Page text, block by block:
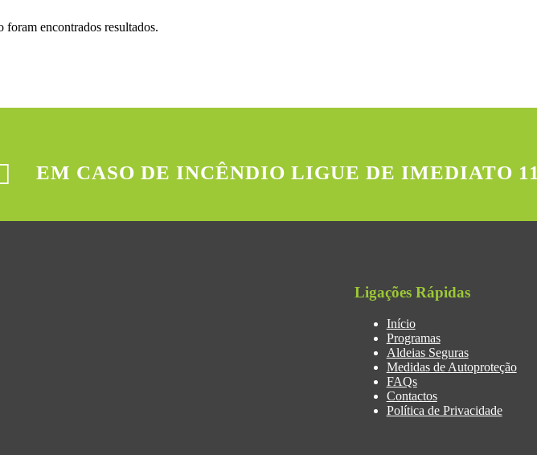
foram encontrados resultados.
EM CASO DE INCÊNDIO LIGUE DE IMEDIATO
Ligações Rápidas
Início
Programas
Aldeias Seguras
Medidas de Autoproteção
FAQs
Contactos
Política de Privacidade